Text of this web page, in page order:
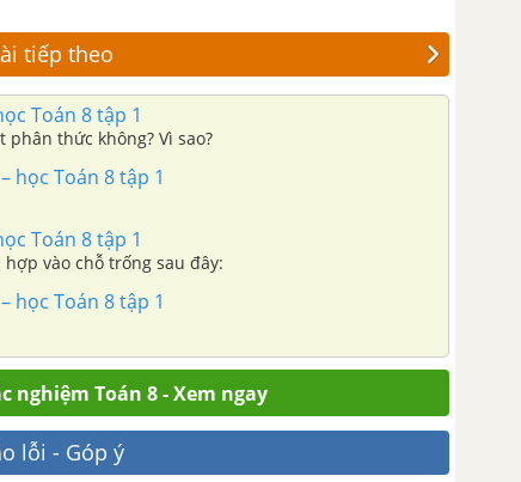
tiếp theo
Toán 8 tập 1
thức không? Vì sao?
học Toán 8 tập 1
Toán 8 tập 1
vào chỗ trống sau đây:
học Toán 8 tập 1
nghiệm Toán 8 - Xem ngay
lỗi - Góp ý